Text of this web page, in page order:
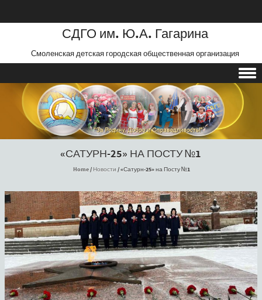
СДГО им. Ю.А. Гагарина
Смоленская детская городская общественная организация
Skip to content
«САТУРН-25» НА ПОСТУ №1
Home/Новости /«Сатурн-25» на Посту №1